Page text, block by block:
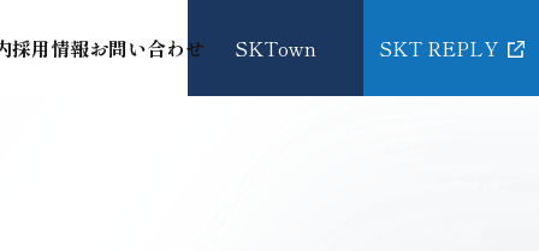
採用情報お問い合わせ SKTown SKT REPLY